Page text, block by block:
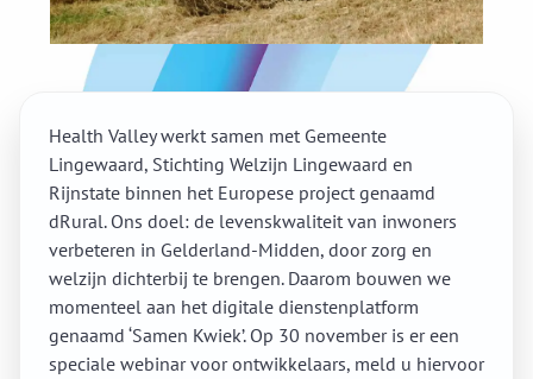
Health Valley werkt samen met Gemeente
Lingewaard, Stichting Welzijn Lingewaard en
Rijnstate binnen het Europese project genaamd
dRural. Ons doel: de levenskwaliteit van inwoners
verbeteren in Gelderland-Midden, door zorg en
welzijn dichterbij te brengen. Daarom bouwen we
momenteel aan het digitale dienstenplatform
genaamd ‘Samen Kwiek’. Op 30 november is er een
speciale webinar voor ontwikkelaars, meld u hiervoor